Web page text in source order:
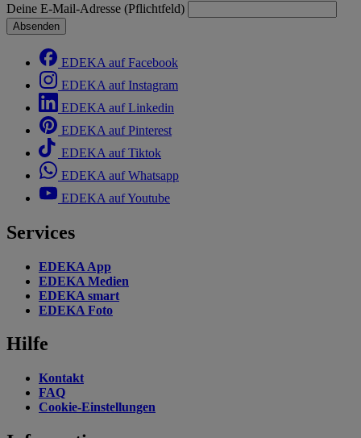
Deine E-Mail-Adresse (Pflichtfeld)
Absenden
EDEKA auf Facebook
EDEKA auf Instagram
EDEKA auf Linkedin
EDEKA auf Pinterest
EDEKA auf Tiktok
EDEKA auf Whatsapp
EDEKA auf Youtube
Services
EDEKA App
EDEKA Medien
EDEKA smart
EDEKA Foto
Hilfe
Kontakt
FAQ
Cookie-Einstellungen